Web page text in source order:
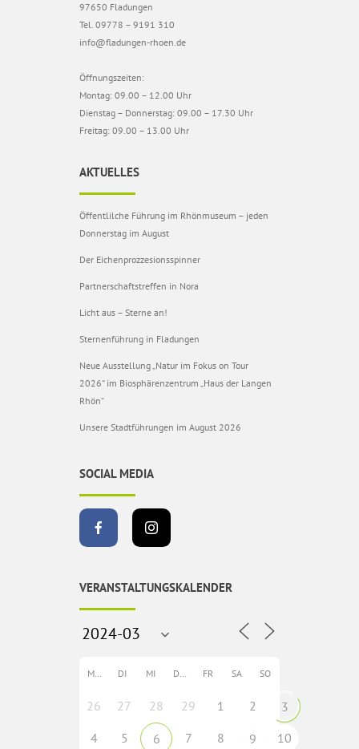
97650 Fladungen
Tel. 09778 – 9191 310
info@fladungen-rhoen.de
Öffnungszeiten:
Montag: 09.00 – 12.00 Uhr
Dienstag – Donnerstag: 09.00 – 17.30 Uhr
Freitag: 09.00 – 13.00 Uhr
AKTUELLES
Öffentlilche Führung im Rhönmuseum – jeden
Donnerstag im August
Der Eichenprozzesionsspinner
Partnerschaftstreffen in Nora
Licht aus – Sterne an!
Sternenführung in Fladungen
Neue Ausstellung „Natur im Fokus on Tour
2026“ im Biosphärenzentrum „Haus der Langen
Rhön“
Unsere Stadtführungen im August 2026
SOCIAL MEDIA
VERANSTALTUNGSKALENDER
MO DI MI DO FR SA SO
26 27 28 29 1 2
3
4
5 6 7 8 9 10